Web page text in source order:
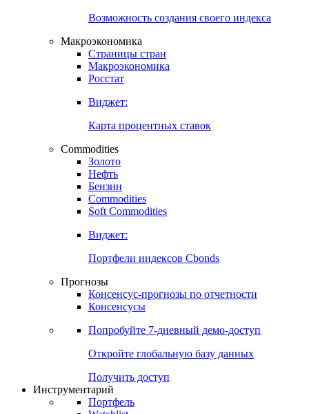
Ставки центральных банков
Создать индекс
Возможность создания своего индекса
Страницы стран
Росстат
Виджет:
Карта процентных ставок
Commodities
Золото
Бензин
Soft Commodities
Виджет:
Портфели индексов Cbonds
Прогнозы
Консенсусы
Попробуйте7-дневный
Откройте глобальную базу данных